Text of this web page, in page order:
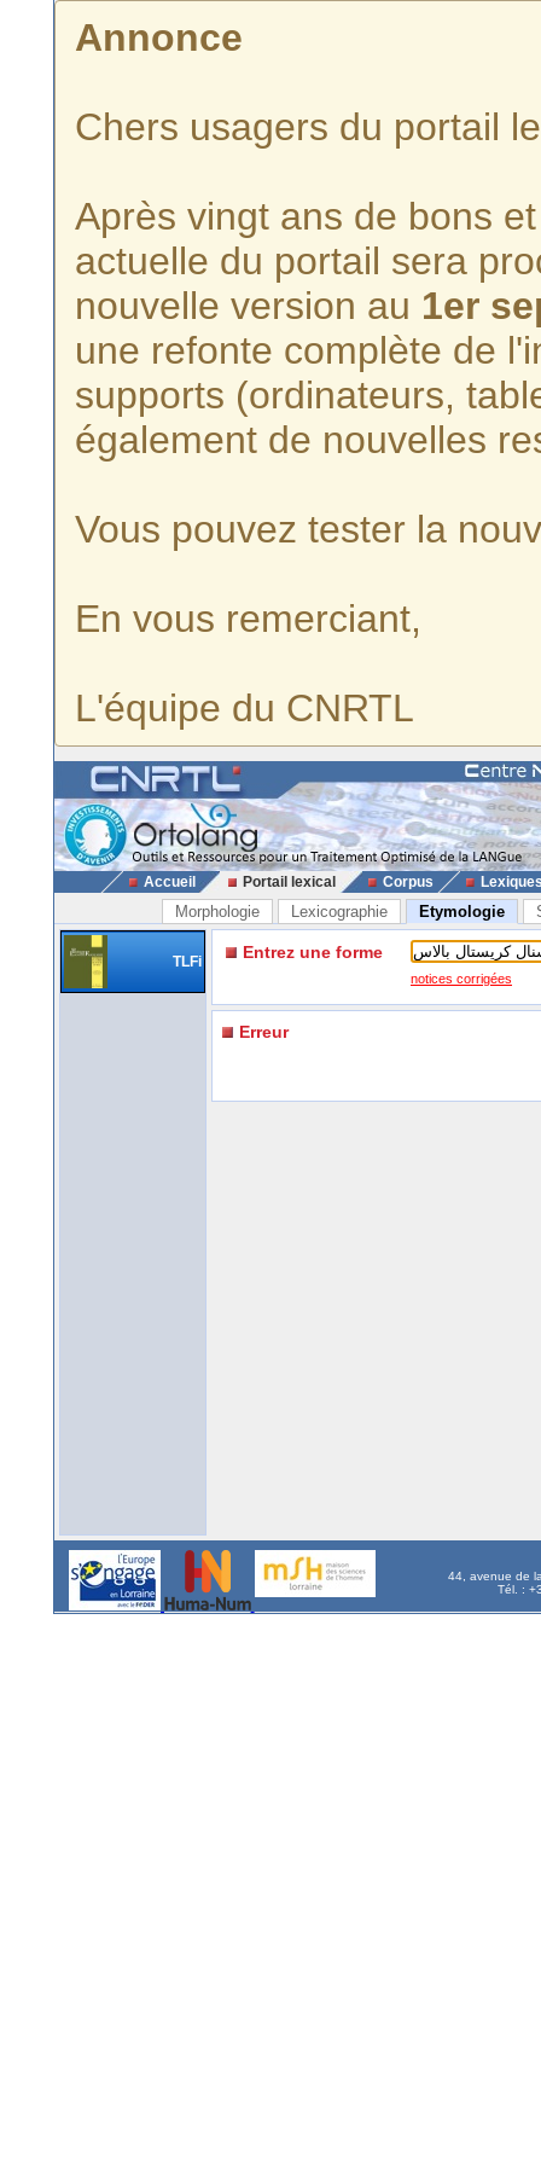
Annonce
Chers usagers du portail
Après vingt ans de bons
actuelle du portail sera
nouvelle version au 1er
une refonte complète de
supports (ordinateurs,
également de nouvelles
Vous pouvez tester la
En vous remerciant,
L'équipe du CNRTL
Accueil Portail lexical Corpus
Morphologie Lexicographie Etymologie
TLFi Entrez une forme
notices corrigées
Erreur
44, avenue de
Tél. :